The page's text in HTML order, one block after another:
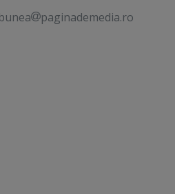
paginademedia.ro